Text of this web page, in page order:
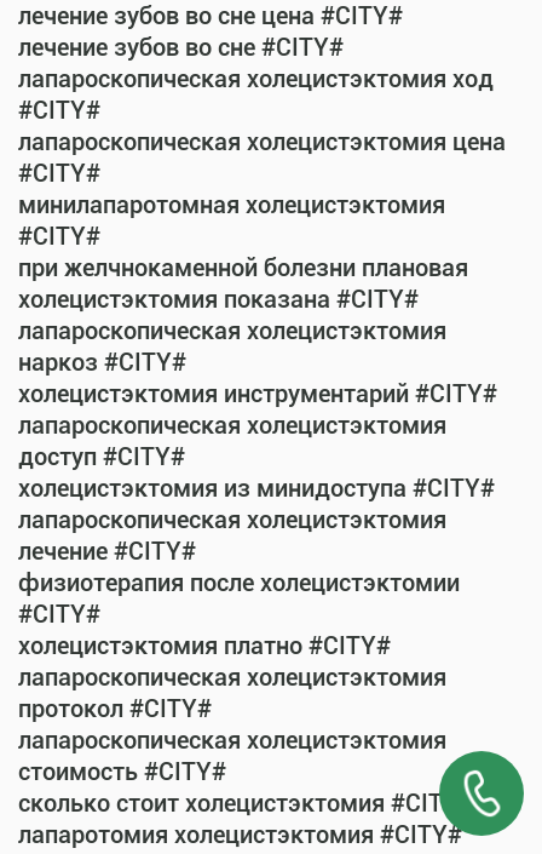
лечение зубов во сне цена #CITY#
лечение зубов во сне #CITY#
лапароскопическая холецистэктомия ход
#CITY#
лапароскопическая холецистэктомия цена
#CITY#
минилапаротомная холецистэктомия
#CITY#
при желчнокаменной болезни плановая
холецистэктомия показана #CITY#
лапароскопическая холецистэктомия
наркоз #CITY#
холецистэктомия инструментарий #CITY#
лапароскопическая холецистэктомия
доступ #CITY#
холецистэктомия из минидоступа #CITY#
лапароскопическая холецистэктомия
лечение #CITY#
физиотерапия после холецистэктомии
#CITY#
холецистэктомия платно #CITY#
лапароскопическая холецистэктомия
протокол #CITY#
лапароскопическая холецистэктомия
стоимость #CITY#
сколько стоит холецистэктомия #CITY#
лапаротомия холецистэктомия #CITY#